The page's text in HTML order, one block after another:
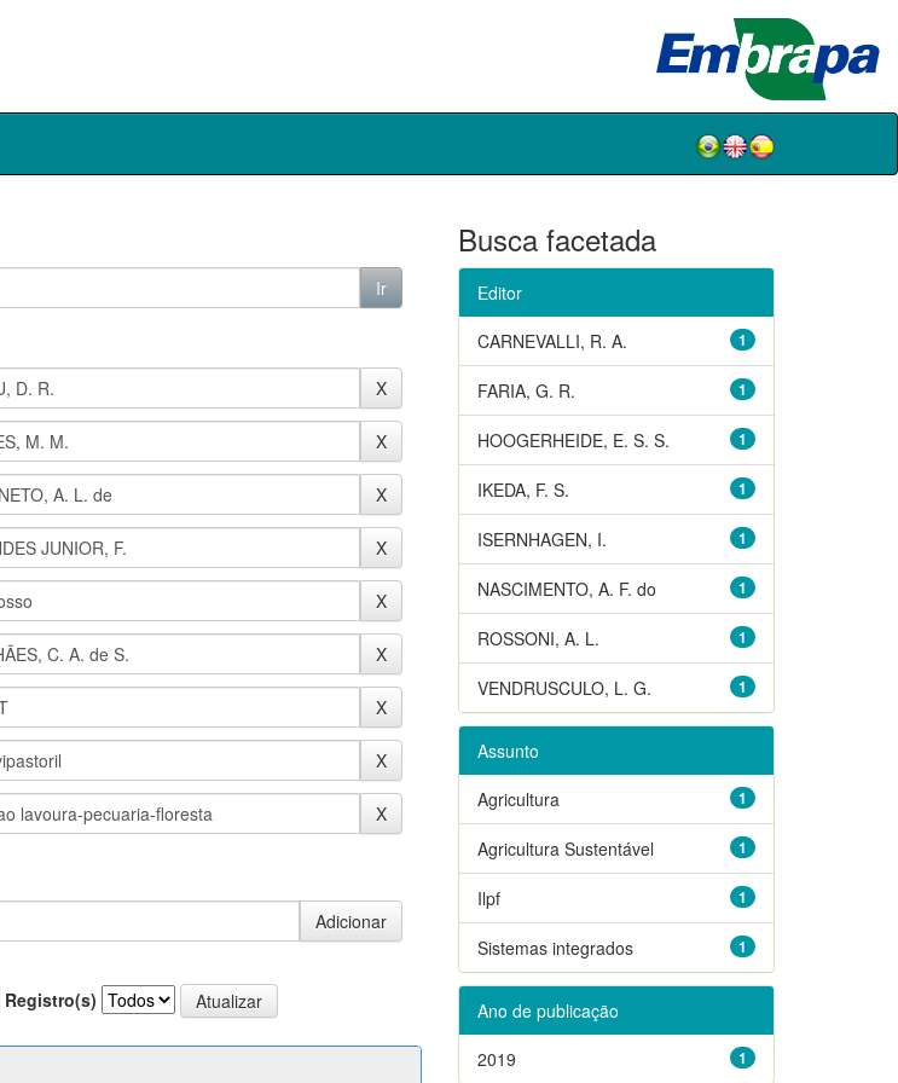
Registro(s)
Busca facetada
Editor
1
CARNEVALLI, R. A.
1
FARIA, G. R.
1
HOOGERHEIDE, E. S. S.
1
IKEDA, F. S.
1
ISERNHAGEN, I.
1
NASCIMENTO, A. F. do
1
ROSSONI, A. L.
1
VENDRUSCULO, L. G.
Assunto
1
Agricultura
1
Agricultura Sustentável
1
Ilpf
1
Sistemas integrados
Ano de publicação
1
2019